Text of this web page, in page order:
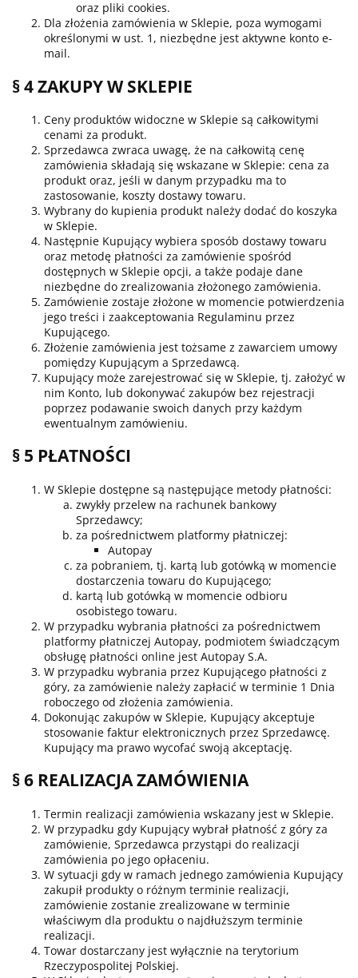
oraz pliki cookies.
Dla złożenia zamówienia w Sklepie, poza wymogami
określonymi w ust. 1, niezbędne jest aktywne konto e-
mail.
§ 4 ZAKUPY W SKLEPIE
Ceny produktów widoczne w Sklepie są całkowitymi
cenami za produkt.
Sprzedawca zwraca uwagę, że na całkowitą cenę
zamówienia składają się wskazane w Sklepie: cena za
produkt oraz, jeśli w danym przypadku ma to
zastosowanie, koszty dostawy towaru.
Wybrany do kupienia produkt należy dodać do koszyka
w Sklepie.
Następnie Kupujący wybiera sposób dostawy towaru
oraz metodę płatności za zamówienie spośród
dostępnych w Sklepie opcji, a także podaje dane
niezbędne do zrealizowania złożonego zamówienia.
Zamówienie zostaje złożone w momencie potwierdzenia
jego treści i zaakceptowania Regulaminu przez
Kupującego.
Złożenie zamówienia jest tożsame z zawarciem umowy
pomiędzy Kupującym a Sprzedawcą.
Kupujący może zarejestrować się w Sklepie, tj. założyć w
nim Konto, lub dokonywać zakupów bez rejestracji
poprzez podawanie swoich danych przy każdym
ewentualnym zamówieniu.
§ 5 PŁATNOŚCI
W Sklepie dostępne są następujące metody płatności:
zwykły przelew na rachunek bankowy
Sprzedawcy;
za pośrednictwem platformy płatniczej:
Autopay
za pobraniem, tj. kartą lub gotówką w momencie
dostarczenia towaru do Kupującego;
kartą lub gotówką w momencie odbioru
osobistego towaru.
W przypadku wybrania płatności za pośrednictwem
platformy płatniczej Autopay, podmiotem świadczącym
obsługę płatności online jest Autopay S.A.
W przypadku wybrania przez Kupującego płatności z
góry, za zamówienie należy zapłacić w terminie 1 Dnia
roboczego od złożenia zamówienia.
Dokonując zakupów w Sklepie, Kupujący akceptuje
stosowanie faktur elektronicznych przez Sprzedawcę.
Kupujący ma prawo wycofać swoją akceptację.
§ 6 REALIZACJA ZAMÓWIENIA
Termin realizacji zamówienia wskazany jest w Sklepie.
W przypadku gdy Kupujący wybrał płatność z góry za
zamówienie, Sprzedawca przystąpi do realizacji
zamówienia po jego opłaceniu.
W sytuacji gdy w ramach jednego zamówienia Kupujący
zakupił produkty o różnym terminie realizacji,
zamówienie zostanie zrealizowane w terminie
właściwym dla produktu o najdłuższym terminie
realizacji.
Towar dostarczany jest wyłącznie na terytorium
Rzeczypospolitej Polskiej.